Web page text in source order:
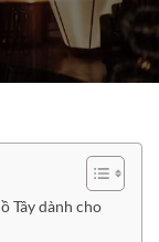
Tây dành cho